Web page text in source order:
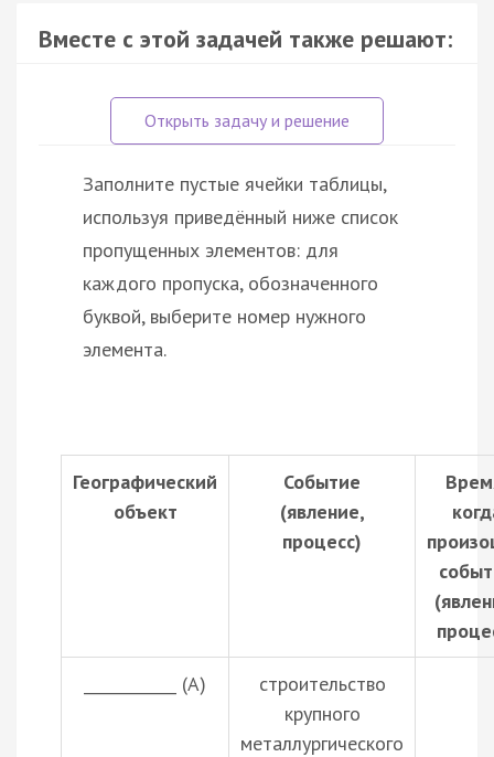
Вместе с этой задачей также решают:
Заполните пустые ячейки таблицы,
используя приведённый ниже список
пропущенных элементов: для
каждого пропуска, обозначенного
буквой, выберите номер нужного
элемента.
Географический
объект
Событие
(явление,
процесс)
____________ (А)
строительство
крупного
металлургического